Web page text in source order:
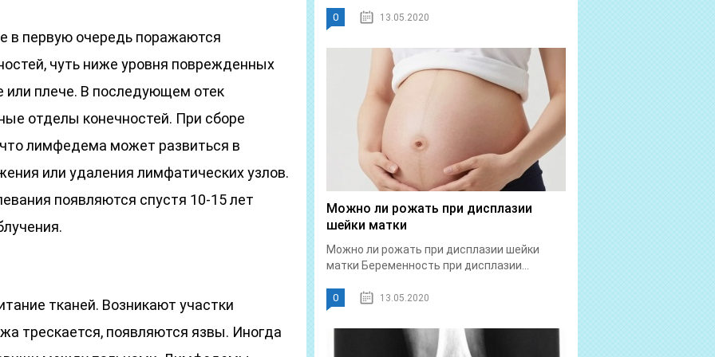
в первую очередь поражаются
чуть ниже уровня поврежденных
или плече. В последующем отек
отделы конечностей. При сборе
лимфедема может развиться в
или удаления лимфатических узлов.
появляются спустя 10-15 лет
тканей. Возникают участки
трескается, появляются язвы. Иногда
0 13.05.2020
Можно ли рожать при дисплазии
шейки матки
Можно ли рожать при дисплазии шейки
матки Беременность при дисплазии...
0 13.05.2020